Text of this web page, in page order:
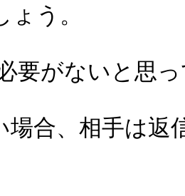
う。
要がないと思
場合、相手は返